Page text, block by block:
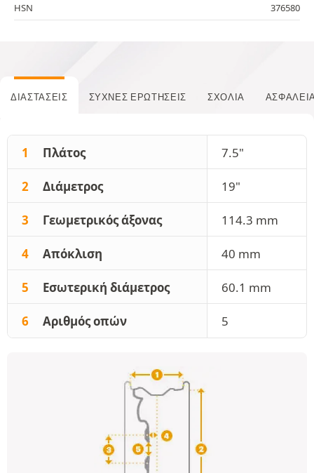
HSN
376580
ΔΙΑΣΤΆΣΕΙΣ ΣΥΧΝΈΣ ΕΡΩΤΉΣΕΙΣ ΣΧΌΛΙΑ
1 Πλάτος 7.5"
2 Διάμετρος 19"
3 Γεωμετρικός άξονας 114.3 mm
4 Απόκλιση 40 mm
5 Εσωτερική διάμετρος 60.1 mm
6 Αριθμός οπών 5